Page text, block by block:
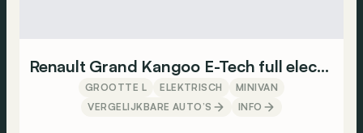
Renault Grand Kangoo E-Tech full electric
GROOTTE L ELEKTRISCH
MINIVAN
VERGELIJKBARE AUTO’S
INFO